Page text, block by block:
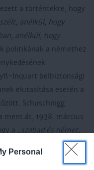
Personal
a történtekre, hogy
anélkül, hogy
anélkül, hogy
politikának a némethez
Inquart belbiztonsági
elutasítása esetén a
Schuschnigg
ment át, 1938. március
a
„szabad és német,
egységes Ausztriáért”
megerősítő